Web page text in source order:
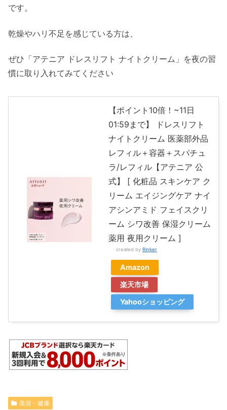
です。
乾燥やハリ不足を感じている方は、
ぜひ「アテニア ドレスリフト ナイトクリーム」を夜の習
慣に取り入れてみてください
【ポイント10倍！~11日
01:59まで】 ドレスリフト
ナイトクリーム 医薬部外品
レフィル＋容器＋スパチュ
ラ/レフィル【アテニア 公
式】 [ 化粧品 スキンケア ク
リーム エイジングケア ナイ
アシンアミド フェイスクリ
ーム シワ改善 保湿クリーム
薬用 夜用クリーム ]
created by Rinker
Amazon
楽天市場
Yahooショッピング
美容・健康